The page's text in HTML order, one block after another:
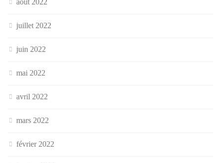
août 2022
juillet 2022
juin 2022
mai 2022
avril 2022
mars 2022
février 2022